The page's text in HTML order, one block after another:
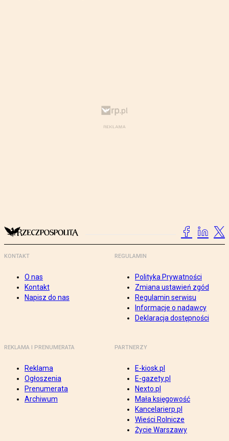
KONTAKT
O nas
Kontakt
Napisz do nas
REGULAMIN
Polityka Prywatności
Zmiana ustawień zgód
Regulamin serwisu
Informacje o nadawcy
Deklaracja dostępności
REKLAMA I PRENUMERATA
Reklama
Ogłoszenia
Prenumerata
Archiwum
PARTNERZY
E-kiosk.pl
E-gazety.pl
Nexto.pl
Mała księgowość
Kancelarierp.pl
Wieści Rolnicze
Życie Warszawy